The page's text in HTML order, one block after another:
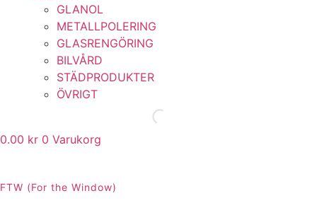
GLANOL
METALLPOLERING
GLASRENGÖRING
BILVÅRD
STÄDPRODUKTER
ÖVRIGT
0.00 kr 0 Varukorg
FTW (For the Window)